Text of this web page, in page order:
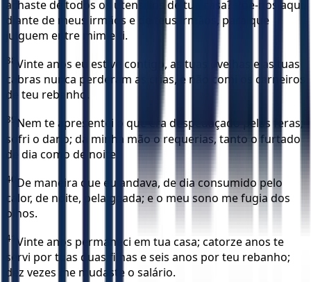
achaste de todos os utensílios de tua casa? Põe-nos aqui
diante de meus irmãos e de teus irmãos, para que
julguem entre mim e ti.
38 Vinte anos eu estive contigo, as tuas ovelhas e as tuas
cabras nunca perderam as crias, e não comi os carneiros
de teu rebanho.
39 Nem te apresentei o que era despedaçado pelas feras;
sofri o dano; da minha mão o requerias, tanto o furtado
de dia como de noite.
40 De maneira que eu andava, de dia consumido pelo
calor, de noite, pela geada; e o meu sono me fugia dos
olhos.
41 Vinte anos permaneci em tua casa; catorze anos te
servi por tuas duas filhas e seis anos por teu rebanho;
dez vezes me mudaste o salário.